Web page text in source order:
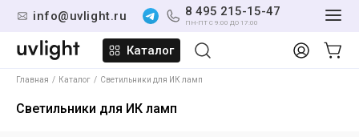
info@uvlight.ru 8 495 215-15-47
ПН-ПТ С 9:00 ДО 17:00
Каталог
Главная Каталог Светильники для ИК ламп
Светильники для ИК ламп